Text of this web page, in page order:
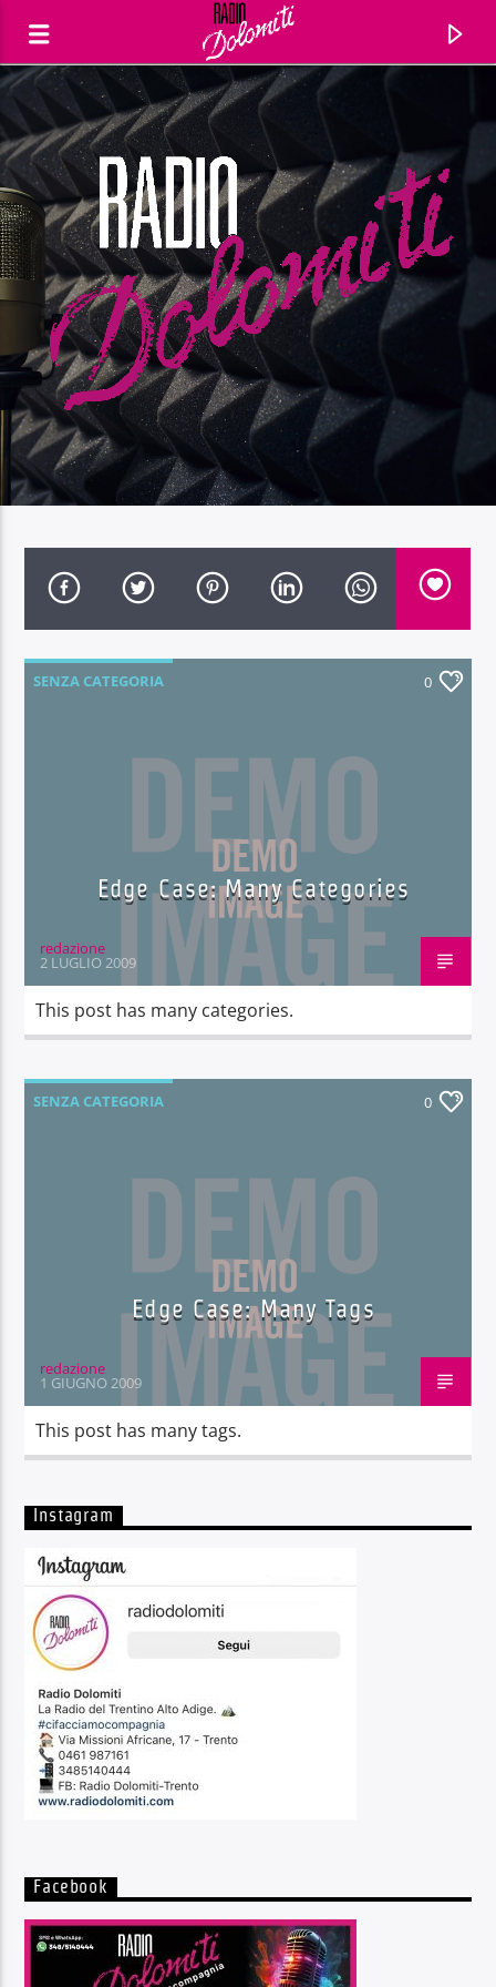
Traccia corrente
Titolo
Artista
SENZA CATEGORIA 0
Edge Case: Many Categories
redazione
2 LUGLIO 2009
This post has many categories.
SENZA CATEGORIA 0
Edge Case: Many Tags
redazione
1 GIUGNO 2009
This post has many tags.
Instagram
Facebook